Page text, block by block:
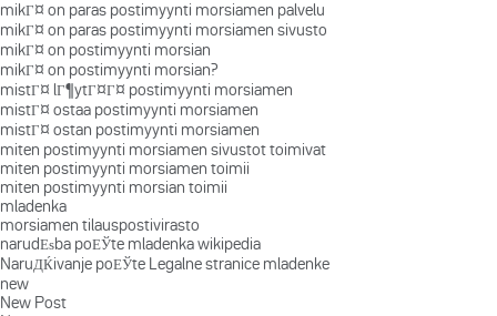
mikГ¤ on paras postimyynti morsiamen palvelu
mikГ¤ on paras postimyynti morsiamen sivusto
mikГ¤ on postimyynti morsian
mikГ¤ on postimyynti morsian?
mistГ¤ lГ¶ytГ¤Г¤ postimyynti morsiamen
mistГ¤ ostaa postimyynti morsiamen
mistГ¤ ostan postimyynti morsiamen
miten postimyynti morsiamen sivustot toimivat
miten postimyynti morsiamen toimii
miten postimyynti morsian toimii
mladenka
morsiamen tilauspostivirasto
narudЕѕba poЕЎte mladenka wikipedia
NaruДЌivanje poЕЎte Legalne stranice mladenke
new
New Post